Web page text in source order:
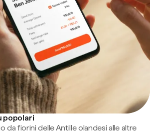
popolari
da fiorini delle Antille olandesi alle altre